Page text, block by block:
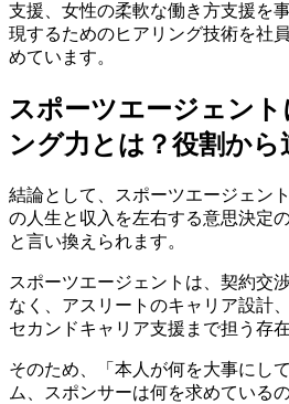
支援、女性の柔軟な働き方支援を
現するためのヒアリング技術を社
めています。
スポーツエージェント
ング力とは？役割から
結論として、スポーツエージェン
の人生と収入を左右する意思決定
と言い換えられます。
スポーツエージェントは、契約交
なく、アスリートのキャリア設計
セカンドキャリア支援まで担う存在
そのため、「本人が何を大事にし
ム、スポンサーは何を求めている